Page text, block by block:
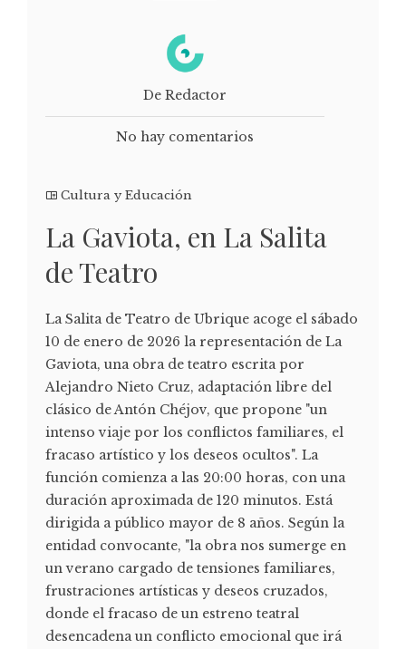
De Redactor
No hay comentarios
Cultura y Educación
La Gaviota, en La Salita
de Teatro
La Salita de Teatro de Ubrique acoge el sábado
10 de enero de 2026 la representación de La
Gaviota, una obra de teatro escrita por
Alejandro Nieto Cruz, adaptación libre del
clásico de Antón Chéjov, que propone "un
intenso viaje por los conflictos familiares, el
fracaso artístico y los deseos ocultos". La
función comienza a las 20:00 horas, con una
duración aproximada de 120 minutos. Está
dirigida a público mayor de 8 años. Según la
entidad convocante, "la obra nos sumerge en
un verano cargado de tensiones familiares,
frustraciones artísticas y deseos cruzados,
donde el fracaso de un estreno teatral
desencadena un conflicto emocional que irá